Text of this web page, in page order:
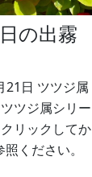
の出霧
21日 ツツジ属
リックしてか
ください。